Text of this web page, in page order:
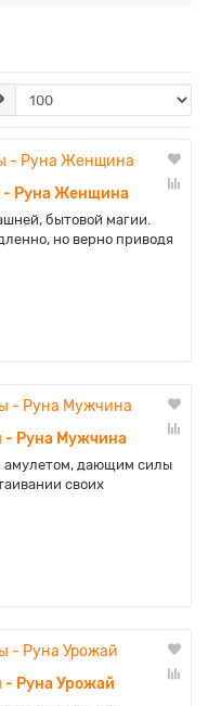
- Руна Женщина
бытовой магии.
но верно приводя
- Руна Мужчина
амулетом, дающим силы
своих
- Руна Урожай